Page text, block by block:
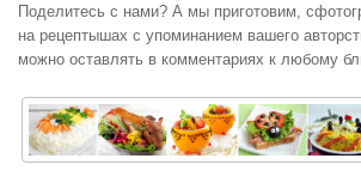
Поделитесь с нами? А мы приготовим,
на рецептышах с упоминанием вашего
можно оставлять в комментариях к любому